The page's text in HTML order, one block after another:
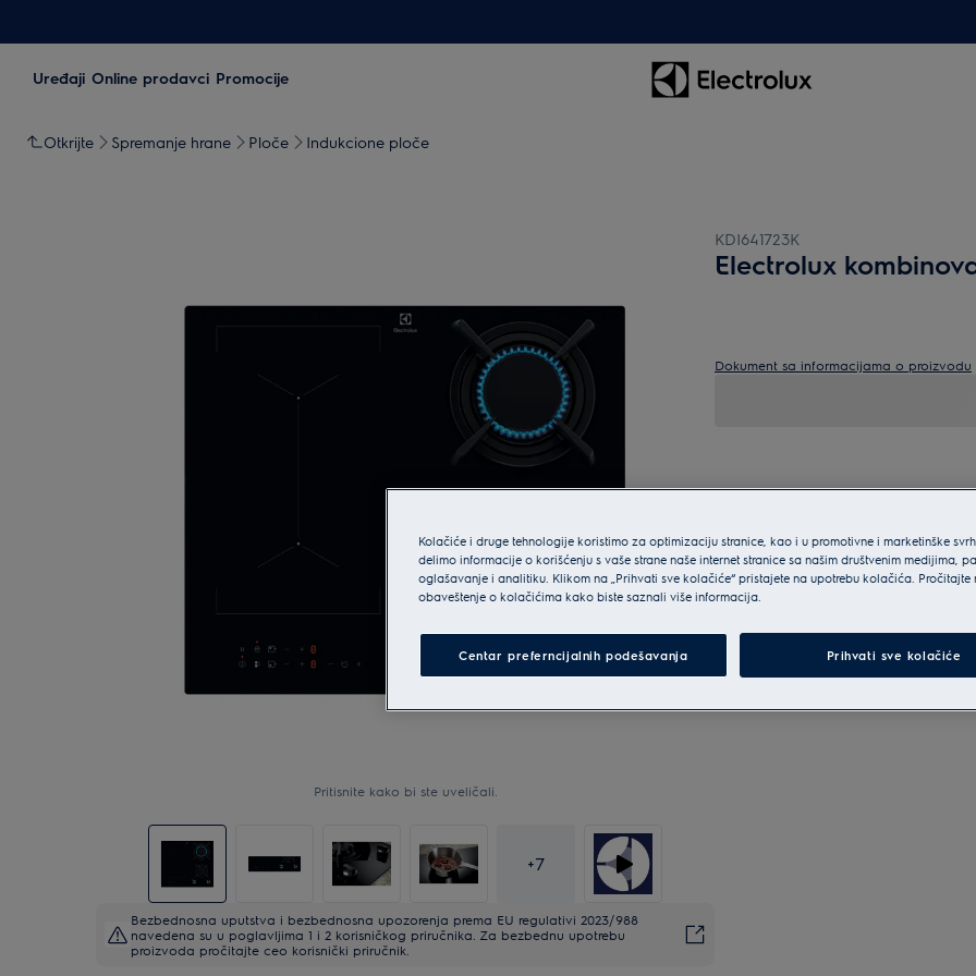
Uređaji Online prodavci Promocije
Otkrijte Spremanje hrane Ploče Indukcione ploče
Pritisnite kako bi ste uveličali.
+7
Bezbednosna uputstva i bezbednosna upozorenja prema EU regulativi 2023/988
navedena su u poglavljima 1 i 2 korisničkog priručnika. Za bezbednu upotrebu
proizvoda pročitajte ceo korisnički priručnik.
KDI641723K
Electrolux
Dokument sa informacijama o proizvodu
Kolačiće i druge tehnologije koristimo za optimizaciju stranice, kao i u promotivne i marketinške
delimo informacije o korišćenju s vaše strane naše internet stranice sa našim društvenim medijima,
oglašavanje i analitiku. Klikom na „Prihvati sve kolačiće“ pristajete na upotrebu kolačića. Pročitajte
obaveštenje o kolačićima kako biste saznali više informacija.
Centar preferncijalnih podešavanja Prihvati sve kolačiće